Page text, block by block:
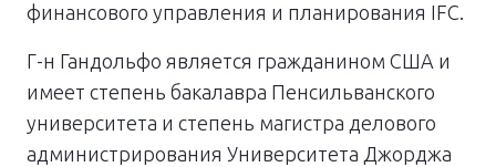
финансового управления и планирования IFC.
Г-н Гандольфо является гражданином США и
имеет степень бакалавра Пенсильванского
университета и степень магистра делового
администрирования Университета Джорджа